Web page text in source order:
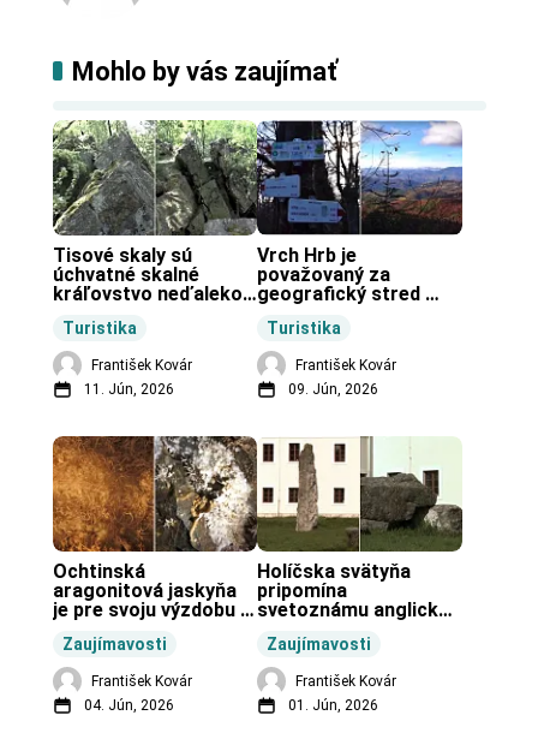
Mohlo by vás zaujímať
Turistika
Tisové skaly sú
úchvatné skalné
kráľovstvo neďaleko
František Kovár
11. Jún, 2026
Turistika
Vrch Hrb je
považovaný za
geografický stred
František Kovár
09. Jún, 2026
Zaujímavosti
Ochtinská
aragonitová jaskyňa
je pre svoju výzdobu
vo svete.
František Kovár
04. Jún, 2026
Zaujímavosti
Holíčska svätyňa
pripomína
svetoznámu anglickú
František Kovár
01. Jún, 2026